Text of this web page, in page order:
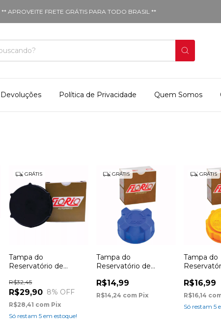
** APROVEITE FRETE GRÁTIS PARA TODO BRASIL **
Política de Privacidade Quem Somos
GRÁTIS
Tampa do
Reservatório de
Focus 2008, New
Fiesta 2011, Ecosport
2013, Ranger 2012, Ka
2015, Taurus 97
R$29,90
R$32,45
8% OFF
R$28,41 com Pix
Só restam5 em estoque!
GRÁTIS
Tampa do
Reservatório de
Del Rey, Pampa 1.8,
Royale, Verona ano 90
(1.8), Escort ano 90/91
R$14,99
R$14,24 com Pix
GRÁTIS
Tampa do
97,
01, Fiesta
07,
00 à 08
R$16,99
R$16,14
Só restam5